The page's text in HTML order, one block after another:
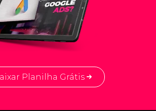
Planilha Grátis